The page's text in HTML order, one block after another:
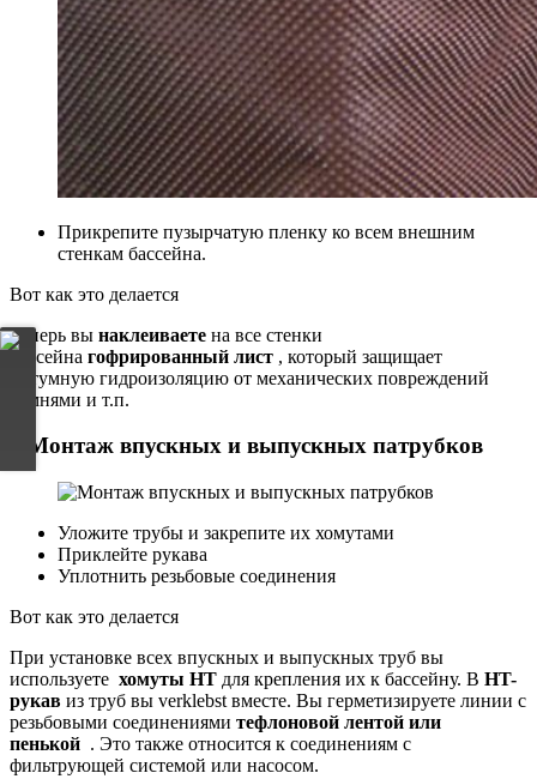
Прикрепите пузырчатую пленку ко всем внешним
стенкам бассейна.
Вот как это делается
Теперь вы наклеиваете на все стенки
бассейна гофрированный лист , который защищает
битумную гидроизоляцию от механических повреждений
камнями и т.п.
9 Монтаж впускных и выпускных патрубков
Уложите трубы и закрепите их хомутами
Приклейте рукава
Уплотнить резьбовые соединения
Вот как это делается
При установке всех впускных и выпускных труб вы
используете хомуты HT для крепления их к бассейну. В HT-
рукав из труб вы verklebst вместе. Вы герметизируете линии с
резьбовыми соединениями тефлоновой лентой или
пенькой . Это также относится к соединениям с
фильтрующей системой или насосом.